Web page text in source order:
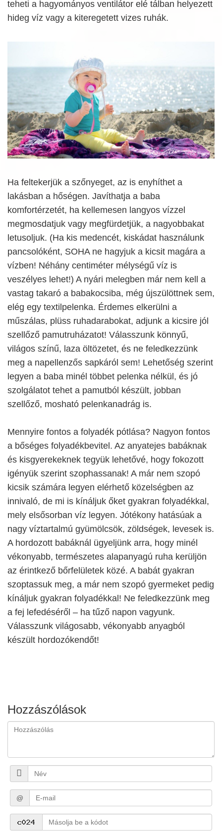
teheti a hagyományos ventilátor elé tálban helyezett
hideg víz vagy a kiteregetett vizes ruhák.
Ha feltekerjük a szőnyeget, az is enyhíthet a
lakásban a hőségen. Javíthatja a baba
komfortérzetét, ha kellemesen langyos vízzel
megmosdatjuk vagy megfürdetjük, a nagyobbakat
letusoljuk. (Ha kis medencét, kiskádat használunk
pancsolóként, SOHA ne hagyjuk a kicsit magára a
vízben! Néhány centiméter mélységű víz is
veszélyes lehet!) A nyári melegben már nem kell a
vastag takaró a babakocsiba, még újszülöttnek sem,
elég egy textilpelenka. Érdemes elkerülni a
műszálas, plüss ruhadarabokat, adjunk a kicsire jól
szellőző pamutruházatot! Válasszunk könnyű,
világos színű, laza öltözetet, és ne feledkezzünk
meg a napellenzős sapkáról sem! Lehetőség szerint
legyen a baba minél többet pelenka nélkül, és jó
szolgálatot tehet a pamutból készült, jobban
szellőző, mosható pelenkanadrág is.
Mennyire fontos a folyadék pótlása? Nagyon fontos
a bőséges folyadékbevitel. Az anyatejes babáknak
és kisgyerekeknek tegyük lehetővé, hogy fokozott
igényük szerint szophassanak! A már nem szopó
kicsik számára legyen elérhető közelségben az
innivaló, de mi is kínáljuk őket gyakran folyadékkal,
mely elsősorban víz legyen. Jótékony hatásúak a
nagy víztartalmú gyümölcsök, zöldségek, levesek is.
A hordozott babáknál ügyeljünk arra, hogy minél
vékonyabb, természetes alapanyagú ruha kerüljön
az érintkező bőrfelületek közé. A babát gyakran
szoptassuk meg, a már nem szopó gyermeket pedig
kínáljuk gyakran folyadékkal! Ne feledkezzünk meg
a fej lefedéséről – ha tűző napon vagyunk.
Válasszunk világosabb, vékonyabb anyagból
készült hordozókendőt!
Hozzászólások
@